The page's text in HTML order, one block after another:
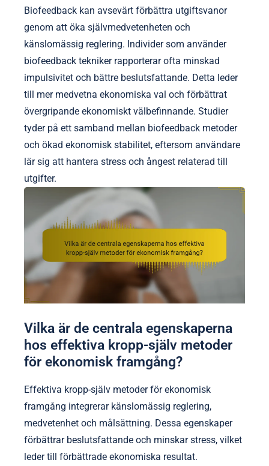
Biofeedback kan avsevärt förbättra utgiftsvanor
genom att öka självmedvetenheten och
känslomässig reglering. Individer som använder
biofeedback tekniker rapporterar ofta minskad
impulsivitet och bättre beslutsfattande. Detta leder
till mer medvetna ekonomiska val och förbättrat
övergripande ekonomiskt välbefinnande. Studier
tyder på ett samband mellan biofeedback metoder
och ökad ekonomisk stabilitet, eftersom användare
lär sig att hantera stress och ångest relaterad till
utgifter.
Vilka är de centrala egenskaperna
hos effektiva kropp-själv metoder
för ekonomisk framgång?
Effektiva kropp-själv metoder för ekonomisk
framgång integrerar känslomässig reglering,
medvetenhet och målsättning. Dessa egenskaper
förbättrar beslutsfattande och minskar stress, vilket
leder till förbättrade ekonomiska resultat.